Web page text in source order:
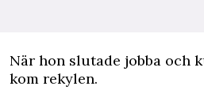
När hon slutade jobba och
kom rekylen.